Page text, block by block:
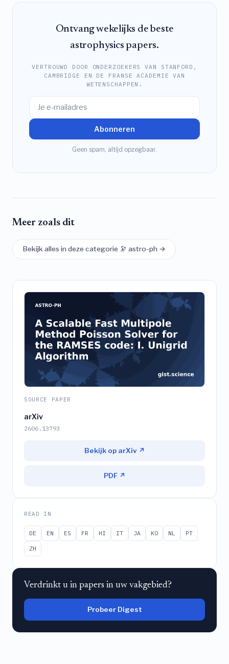
Ontvang wekelijks de beste
astrophysics papers.
VERTROUWD DOOR ONDERZOEKERS VAN STANFORD,
CAMBRIDGE EN DE FRANSE ACADEMIE VAN
WETENSCHAPPEN.
Abonneren
Geen spam, altijd opzegbaar.
Meer zoals dit
Bekijk alles in deze categorie 🔭 astro-ph →
SOURCE PAPER
arXiv
2606.13793
Bekijk op arXiv ↗
PDF ↗
READ IN
DE EN ES FR HI IT JA KO NL
PT
ZH
Verdrinkt u in papers in uw vakgebied?
Probeer Digest